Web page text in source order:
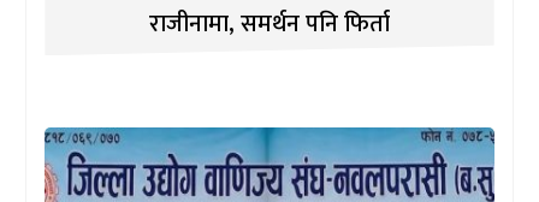
राजीनामा, समर्थन पनि फिर्ता